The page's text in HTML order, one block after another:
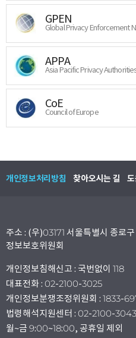
GPEN
Global Privacy Enforcement
APPA
Asia Pacific Privacy
CoE
Council of Europe
개인정보처리방침 찾아오시는 길
주소 : (우)03171 서울특별시 종로
정보보호위원회
개인정보침해신고 : 국번없이 118
대표전화 : 02-2100-3025
개인정보분쟁조정위원회 : 1833-
법령해석지원센터 : 02-2100-3043
월~금 9:00~18:00, 공휴일 제외